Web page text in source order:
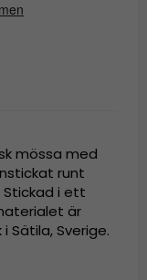
mössa med
runt
i ett
är
Sätila, Sverige.